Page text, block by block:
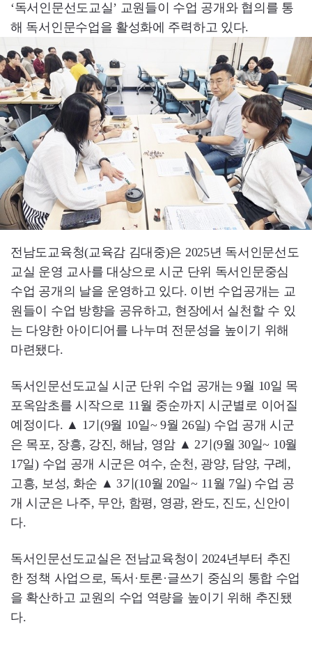
‘독서인문선도교실’ 교원들이 수업 공개와 협의를 통
해 독서인문수업을 활성화에 주력하고 있다.
전남도교육청(교육감 김대중)은 2025년 독서인문선도
교실 운영 교사를 대상으로 시군 단위 독서인문중심
수업 공개의 날을 운영하고 있다. 이번 수업공개는 교
원들이 수업 방향을 공유하고, 현장에서 실천할 수 있
는 다양한 아이디어를 나누며 전문성을 높이기 위해
마련됐다.
독서인문선도교실 시군 단위 수업 공개는 9월 10일 목
포옥암초를 시작으로 11월 중순까지 시군별로 이어질
예정이다. ▲ 1기(9월 10일~ 9월 26일) 수업 공개 시군
은 목포, 장흥, 강진, 해남, 영암 ▲ 2기(9월 30일~ 10월
17일) 수업 공개 시군은 여수, 순천, 광양, 담양, 구례,
고흥, 보성, 화순 ▲ 3기(10월 20일~ 11월 7일) 수업 공
개 시군은 나주, 무안, 함평, 영광, 완도, 진도, 신안이
다.
독서인문선도교실은 전남교육청이 2024년부터 추진
한 정책 사업으로, 독서·토론·글쓰기 중심의 통합 수업
을 확산하고 교원의 수업 역량을 높이기 위해 추진됐
다.